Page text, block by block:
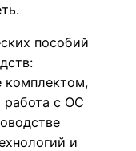
пособий
комплектом,
работа с ОС
и